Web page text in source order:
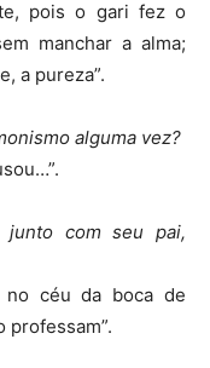
pois o gari fez o
manchar a alma;
a pureza”.
alguma vez?
com seu pai,
no céu da boca de
professam”.